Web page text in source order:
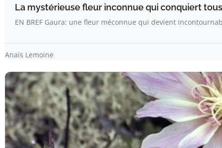
La mystérieuse fleur inconnue qui conquiert
EN BREF Gaura: une fleur méconnue qui devient
Anaïs Lemoine